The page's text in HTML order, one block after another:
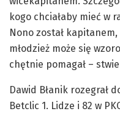
kogo chciałaby mieć w
Nono został
młodzież może się
chętnie pomagał –
Dawid Błanik rozegrał
Betclic 1. Lidze i 82 w